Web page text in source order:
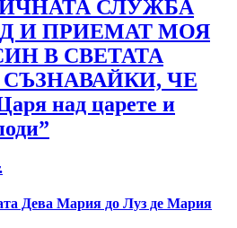
СЛУЖБА
И ПРИЕМАТ МОЯ
В СВЕТАТА
ЧЕ
над царете и
Дева Мария до Луз де Мария